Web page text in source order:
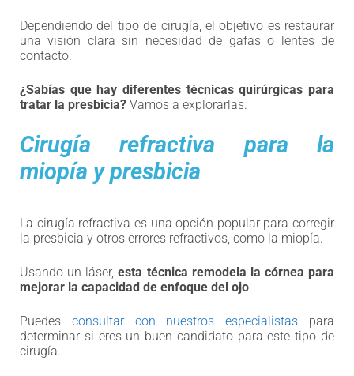
Dependiendo del tipo de cirugía, el objetivo es restaurar
una visión clara sin necesidad de gafas o lentes de
contacto.
¿Sabías que hay diferentes técnicas quirúrgicas para
tratar la presbicia? Vamos a explorarlas.
Cirugía refractiva para la
miopía y presbicia
La cirugía refractiva es una opción popular para corregir
la presbicia y otros errores refractivos, como la miopía.
Usando un láser, esta técnica remodela la córnea para
mejorar la capacidad de enfoque del ojo.
Puedes consultar con nuestros especialistas para
determinar si eres un buen candidato para este tipo de
cirugía.